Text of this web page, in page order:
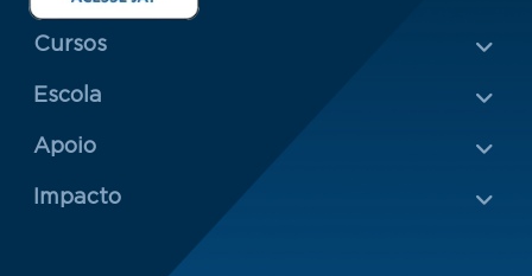
Menu Rodapé 1
Cursos
Escola
Rodapé 2
Apoio
Impacto